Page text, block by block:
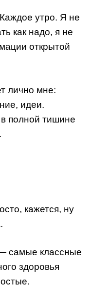
утро. Я не
как надо, я не
открытой
лично мне:
идеи.
полной тишине
кажется, ну
самые классные
здоровья